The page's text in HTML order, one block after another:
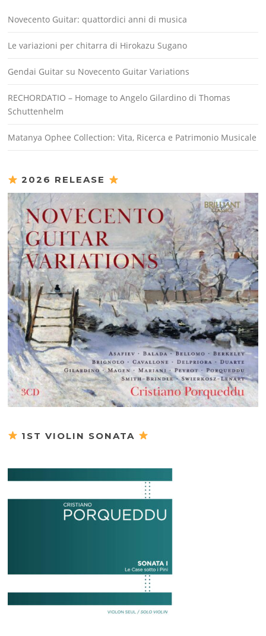
Novecento Guitar: quattordici anni di musica
Le variazioni per chitarra di Hirokazu Sugano
Gendai Guitar su Novecento Guitar Variations
RECHORDATIO – Homage to Angelo Gilardino di Thomas
Schuttenhelm
Matanya Ophee Collection: Vita, Ricerca e Patrimonio Musicale
2026 RELEASE
1ST VIOLIN SONATA